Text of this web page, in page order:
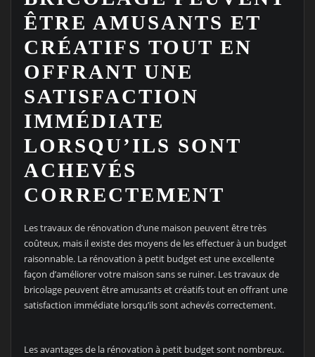
ÊTRE AMUSANTS ET
CRÉATIFS TOUT EN
OFFRANT UNE
SATISFACTION
IMMÉDIATE
LORSQU’ILS SONT
ACHEVÉS
CORRECTEMENT
Les travaux de rénovation d’une maison peuvent être très
coûteux, mais il existe des moyens de les effectuer à un budget
raisonnable. La rénovation à petit budget est une excellente
façon d’améliorer votre maison sans se ruiner. Les travaux de
bricolage peuvent être amusants et créatifs tout en offrant une
satisfaction immédiate lorsqu’ils sont achevés correctement.
Les avantages de la rénovation à petit budget sont nombreux.